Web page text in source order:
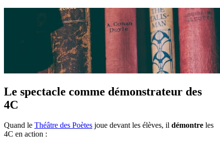
Le spectacle comme démonstrateur des
4C
Quand le Théâtre des Poètes joue devant les élèves, il démontre les
4C en action :